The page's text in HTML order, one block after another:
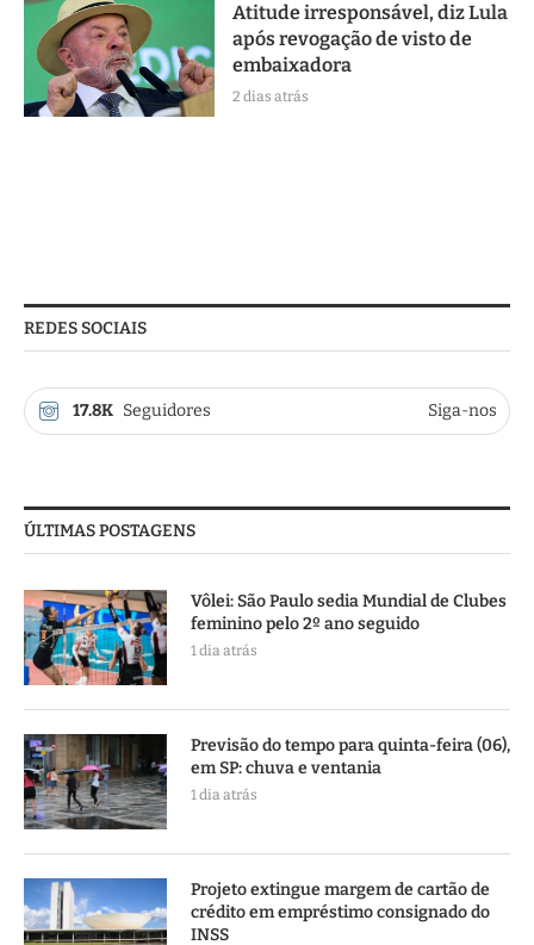
Atitude irresponsável, diz Lula
após revogação de visto de
embaixadora
2 dias atrás
REDES SOCIAIS
17.8K Seguidores Siga-nos
ÚLTIMAS POSTAGENS
Vôlei: São Paulo sedia Mundial de Clubes
feminino pelo 2º ano seguido
1 dia atrás
Previsão do tempo para quinta-feira (06),
em SP: chuva e ventania
1 dia atrás
Projeto extingue margem de cartão de
crédito em empréstimo consignado do
INSS